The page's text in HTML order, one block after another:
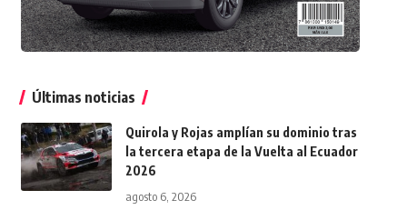
Últimas noticias
Quirola y Rojas amplían su dominio tras
la tercera etapa de la Vuelta al Ecuador
2026
agosto 6, 2026